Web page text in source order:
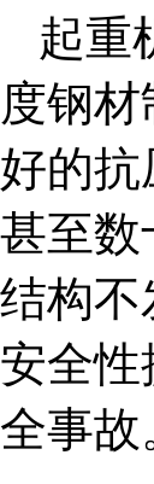
起重
度钢
好的
甚至数
结构不
安全
全事故